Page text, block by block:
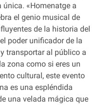
«Homenatge a
el genio musical de
de la historia del
poder unificador de la
transportar al público a
zona como si eres un
cultural, este evento
es una espléndida
una velada mágica que